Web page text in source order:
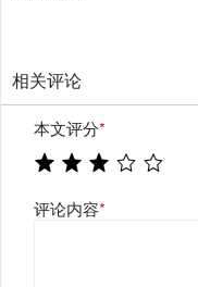
相关评论
本文评分*
评论内容*